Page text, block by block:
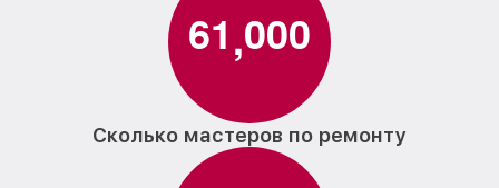
61,000
Сколько мастеров по ремонту